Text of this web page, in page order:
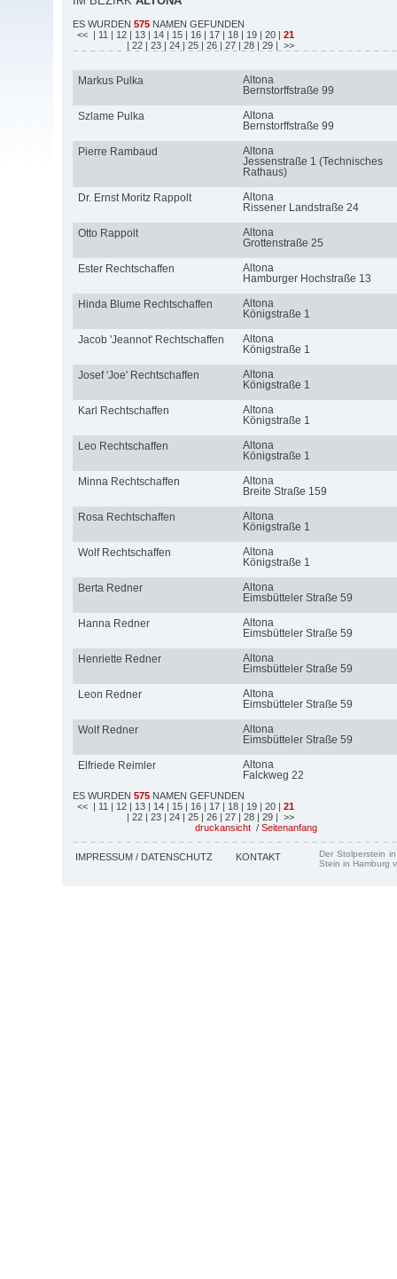
ES WURDEN 575 NAMEN GEFUNDEN
<< | 11 | 12 | 13 | 14 | 15 | 16 | 17 | 18 | 19 | 20 | 21
| 22 | 23 | 24 | 25 | 26 | 27 | 28 | 29 | >>
Markus Pulka
Altona
Bernstorffstraße 99
Szlame Pulka
Altona
Bernstorffstraße 99
Pierre Rambaud
Altona
Jessenstraße 1 (Technisches
Rathaus)
Dr. Ernst Moritz Rappolt
Altona
Rissener Landstraße 24
Otto Rappolt
Altona
Grottenstraße 25
Ester Rechtschaffen
Altona
Hamburger Hochstraße 13
Hinda Blume Rechtschaffen
Altona
Königstraße 1
Jacob 'Jeannot' Rechtschaffen
Altona
Königstraße 1
Josef 'Joe' Rechtschaffen
Altona
Königstraße 1
Karl Rechtschaffen
Altona
Königstraße 1
Leo Rechtschaffen
Altona
Königstraße 1
Minna Rechtschaffen
Altona
Breite Straße 159
Rosa Rechtschaffen
Altona
Königstraße 1
Wolf Rechtschaffen
Altona
Königstraße 1
Berta Redner
Altona
Eimsbütteler Straße 59
Hanna Redner
Altona
Eimsbütteler Straße 59
Henriette Redner
Altona
Eimsbütteler Straße 59
Leon Redner
Altona
Eimsbütteler Straße 59
Wolf Redner
Altona
Eimsbütteler Straße 59
Elfriede Reimler
Altona
Falckweg 22
ES WURDEN 575 NAMEN GEFUNDEN
<< | 11 | 12 | 13 | 14 | 15 | 16 | 17 | 18 | 19 | 20 | 21
| 22 | 23 | 24 | 25 | 26 | 27 | 28 | 29 | >>
druckansicht / Seitenanfang
IMPRESSUM / DATENSCHUTZ KONTAKT
Der Stolperstein
Stein in Hamburg